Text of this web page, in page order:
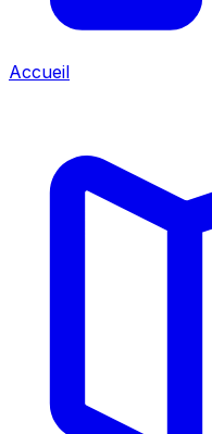
Accueil